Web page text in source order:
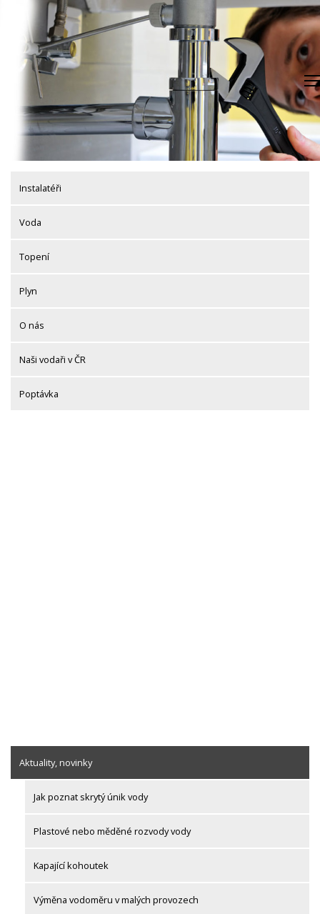
content
Instalatéři
Voda
Topení
Plyn
O nás
Naši vodaři v ČR
Poptávka
Aktuality, novinky
Jak poznat skrytý únik vody
Plastové nebo měděné rozvody vody
Kapající kohoutek
Výměna vodoměru v malých provozech